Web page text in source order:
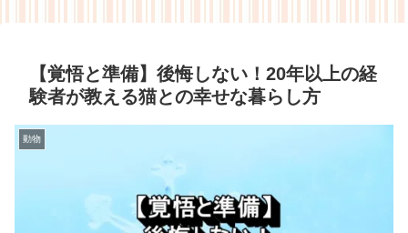
【覚悟と準備】後悔しない！20年以上の経
験者が教える猫との幸せな暮らし方
動物